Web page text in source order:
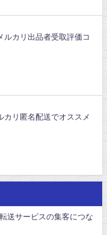
ルカリ出品者受取評価コ
カリ匿名配送でオススメ
送サービスの集客につな